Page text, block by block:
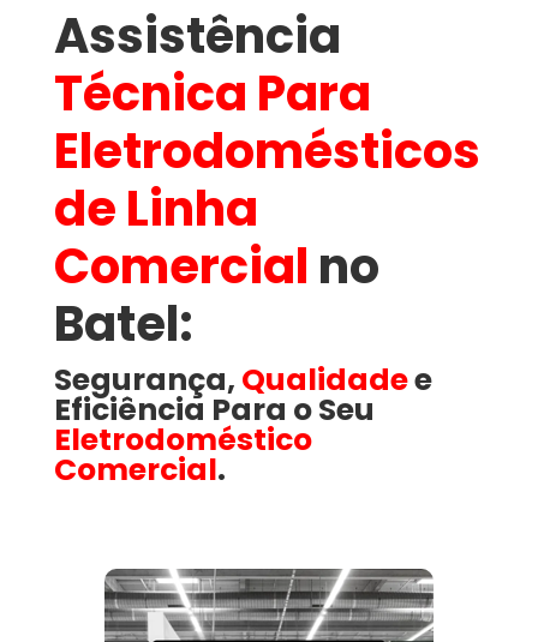
Assistência
Técnica Para
Eletrodomésticos
de Linha
Comercial no
Batel​:
Segurança, Qualidadee
Eficiência Para o Seu
Eletrodoméstico
Comercial.